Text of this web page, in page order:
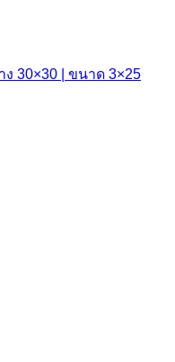
30×30 | ขนาด 3×25